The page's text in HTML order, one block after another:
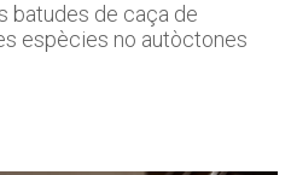
batudes de caça de
espècies no autòctones